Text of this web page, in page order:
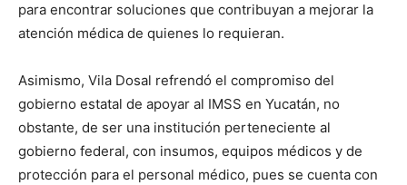
para encontrar soluciones que contribuyan a mejorar la
atención médica de quienes lo requieran.
Asimismo, Vila Dosal refrendó el compromiso del
gobierno estatal de apoyar al IMSS en Yucatán, no
obstante, de ser una institución perteneciente al
gobierno federal, con insumos, equipos médicos y de
protección para el personal médico, pues se cuenta con